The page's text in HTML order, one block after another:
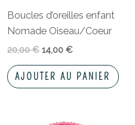
Boucles d’oreilles enfant
Nomade Oiseau/Coeur
20,00€ 14,00 €
AJOUTER AU PANIER